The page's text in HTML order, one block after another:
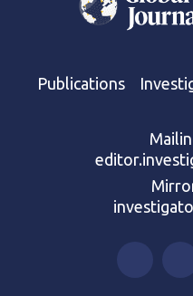
Publications